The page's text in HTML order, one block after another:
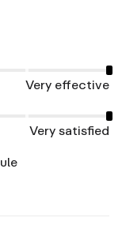
Very effective
Very satisfied